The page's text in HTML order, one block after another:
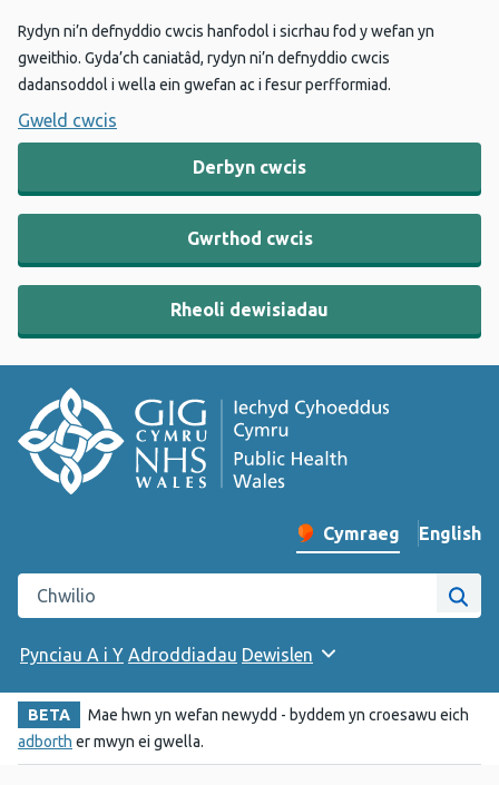
Rydyn ni’n defnyddio cwcis hanfodol i sicrhau fod y wefan yn
gweithio. Gyda’ch caniatâd, rydyn ni’n defnyddio cwcis
dadansoddol i wella ein gwefan ac i fesur perfformiad.
Gweld cwcis
Derbyn cwcis
Gwrthod cwcis
Rheoli dewisiadau
Newid iaith y wefan
Cymraeg English
–
Chwilio gwefan Iechyd Cyhoeddus Cymru
Pynciau A i Y Adroddiadau Dewislen
BETA
Mae hwn yn wefan newydd - byddem yn croesawu eich
adborth er mwyn ei gwella.